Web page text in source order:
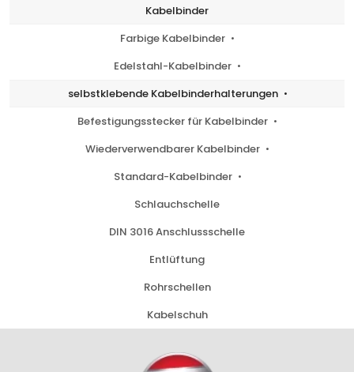
Kabelbinder
Farbige Kabelbinder
Edelstahl-Kabelbinder
selbstklebende Kabelbinderhalterungen
Befestigungsstecker für Kabelbinder
Wiederverwendbarer Kabelbinder
Standard-Kabelbinder
Schlauchschelle
DIN 3016 Anschlussschelle
Entlüftung
Rohrschellen
Kabelschuh